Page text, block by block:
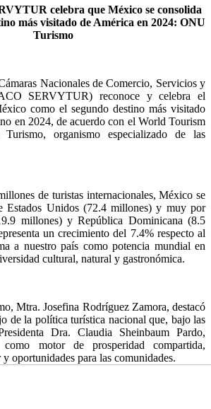
celebra que México se consolida
más visitado de América en 2024: ONU
Turismo
Nacionales de Comercio, Servicios y
SERVYTUR) reconoce y celebra el
como el segundo destino más visitado
en 2024, de acuerdo con el World Tourism
organismo especializado de las
de turistas internacionales, México se
Estados Unidos (72.4 millones) y muy por
millones) y República Dominicana (8.5
un crecimiento del 7.4% respecto al
a nuestro país como potencia mundial en
cultural, natural y gastronómica.
Mtra. Josefina Rodríguez Zamora, destacó
de la política turística nacional que, bajo las
Dra. Claudia Sheinbaum Pardo,
motor de prosperidad compartida,
y oportunidades para las comunidades.